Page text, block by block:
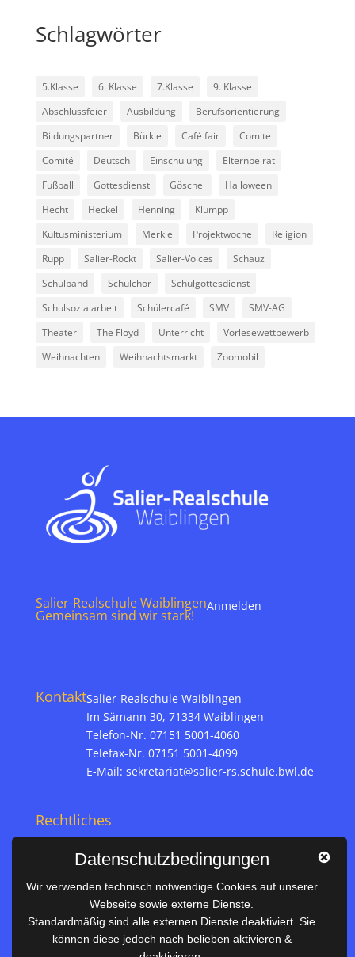
Schlagwörter
5.Klasse 6. Klasse 7.Klasse
9. Klasse
Abschlussfeier
Ausbildung
Berufsorientierung
Bildungspartner
Bürkle Café fair
Comite
Comité
Deutsch Einschulung
Elternbeirat
Fußball
Gottesdienst Göschel
Halloween
Hecht
Heckel Henning
Klumpp
Kultusministerium
Merkle Projektwoche
Religion
Rupp
Salier-Rockt Salier-Voices
Schauz
Schulband
Schulchor
Schulgottesdienst
Schulsozialarbeit
Schülercafé SMV
SMV-AG
Theater
The Floyd Unterricht
Vorlesewettbewerb
Weihnachten
Weihnachtsmarkt Zoomobil
Salier-Realschule Waiblingen
Gemeinsam sind wir stark!
Anmelden
KontaktSalier-Realschule Waiblingen
Im Sämann 30, 71334 Waiblingen
Telefon-Nr. 07151 5001-4060
Telefax-Nr. 07151 5001-4099
E-Mail: sekretariat@salier-rs.schule.bwl.de
Rechtliches
Datenschutz
Nützliches
Vertretungsplan
Datenschutzbedingungen
Wir verwenden technisch notwendige Cookies auf unserer
Webseite sowie externe Dienste.
Standardmäßig sind alle externen Dienste deaktiviert. Sie
können diese jedoch nach belieben aktivieren &